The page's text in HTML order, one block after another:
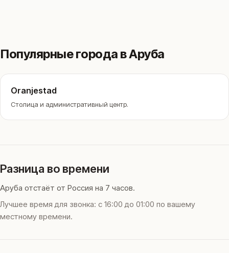
Популярные города в Аруба
Oranjestad
Столица и административный центр.
Разница во времени
Аруба отстаёт от Россия на 7 часов.
Лучшее время для звонка: с 16:00 до 01:00 по вашему
местному времени.